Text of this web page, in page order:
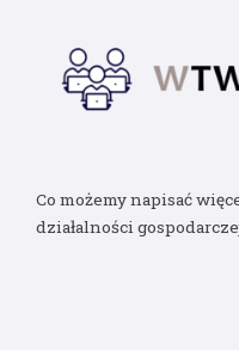
Co możemy napisać
działalności